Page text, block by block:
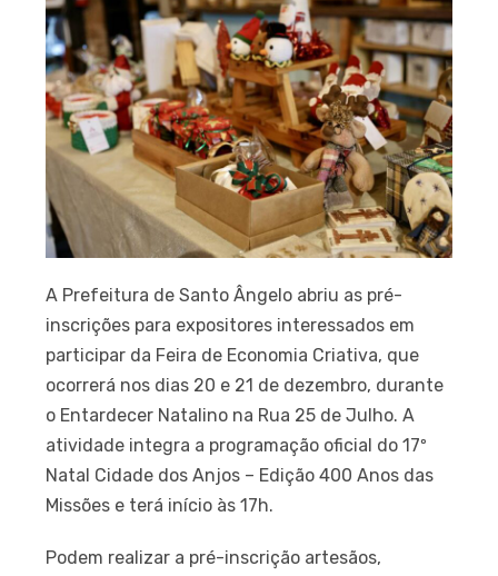
A Prefeitura de Santo Ângelo abriu as pré-
inscrições para expositores interessados em
participar da Feira de Economia Criativa, que
ocorrerá nos dias 20 e 21 de dezembro, durante
o Entardecer Natalino na Rua 25 de Julho. A
atividade integra a programação oficial do 17º
Natal Cidade dos Anjos – Edição 400 Anos das
Missões e terá início às 17h.
Podem realizar a pré-inscrição artesãos,